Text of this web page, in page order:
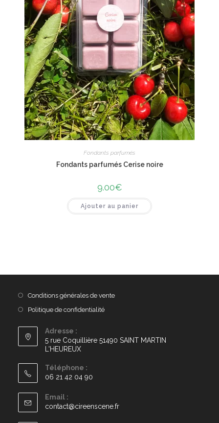
Fondants parfumés
Fondants parfumés Cerise noire
9.00€
Ajouter au panier
Conditions générales de vente
Politique de confidentialité
Adresse :
5 rue Coquillière 51490 SAINT MARTIN
L'HEUREUX
Téléphone :
06 21 42 04 90
Email :
contact@cireenscene.fr